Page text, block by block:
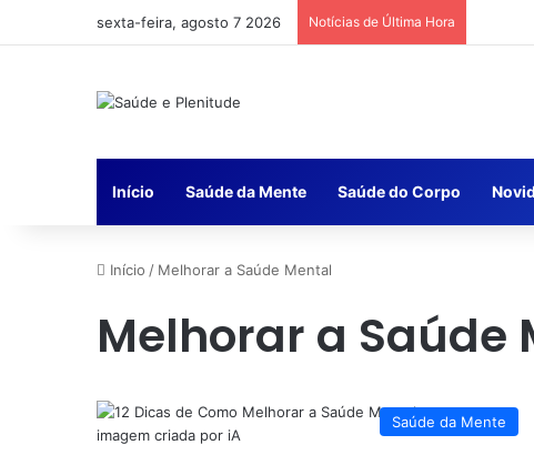
sexta-feira, agosto 7 2026 Notícias de Última Hora
Início Saúde da Mente Saúde do Corpo
Início / Melhorar a Saúde Mental
Melhorar a Saúde
Saúde da Mente
imagem criada por iA